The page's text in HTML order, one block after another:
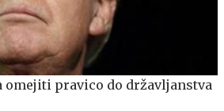
omejiti pravico do državljanstva